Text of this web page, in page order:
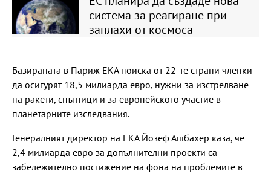
система за реагиране при
заплахи от космоса
Базираната в Париж ЕКА поиска от 22-те страни членки
да осигурят 18,5 милиарда евро, нужни за изстрелване
на ракети, спътници и за европейското участие в
планетарните изследвания.
Генералният директор на ЕКА Йозеф Ашбахер каза, че
2,4 милиарда евро за допълнителни проекти са
забележително постижение на фона на проблемите в